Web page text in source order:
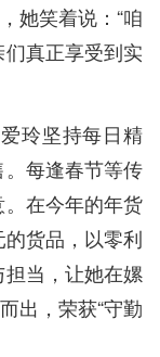
她笑着说：“咱
真正享受到实
玲坚持每日精
每逢春节等传
在今年的年货
货品，以零利
当，让她在嫘
出，荣获“守勤